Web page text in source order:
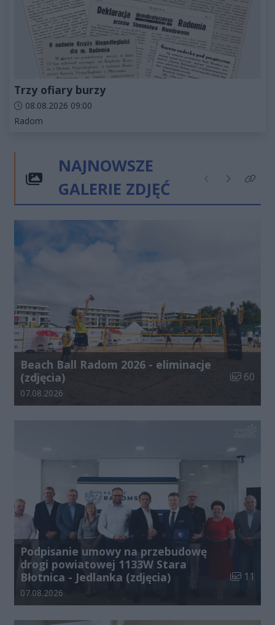
Trzy ofiary burzy
Data dodania artykułu:
08.08.2026 09:00
Kategorie artykułu:
Radom
NAJNOWSZE
GALERIE ZDJĘĆ
Poprzednie
NastępneKliknij
Beach Ball Radom 2026 - eliminacje
(zdjęcia)
Liczba
60
Data dodania galerii:
07.08.2026
Podpisanie umowy na przebudowę
drogi powiatowej 1133W Stara
Błotnica - Jedlanka (zdjęcia)
Liczba
11
Data dodania galerii:
07.08.2026